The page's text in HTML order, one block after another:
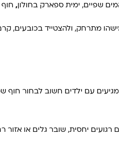
שפיים, ימית ספארק בחולון, חוף
מתרחק, ולהצטייד בכובעים,
עם ילדים חשוב לבחור
יחסית, שובר גלים או